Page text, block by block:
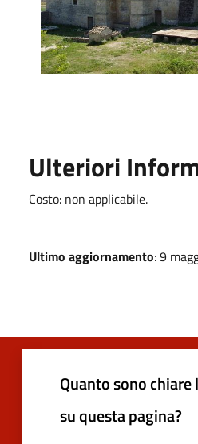
Ulteriori
Costo: non applicabile.
Ultimo aggiornamento: 9
Quanto sono
su questa pagina?